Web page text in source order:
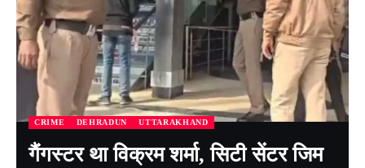
CRIME DEHRADUN UTTARAKHAND
गैंगस्टर था विक्रम शर्मा, सिटी सेंटर जिम